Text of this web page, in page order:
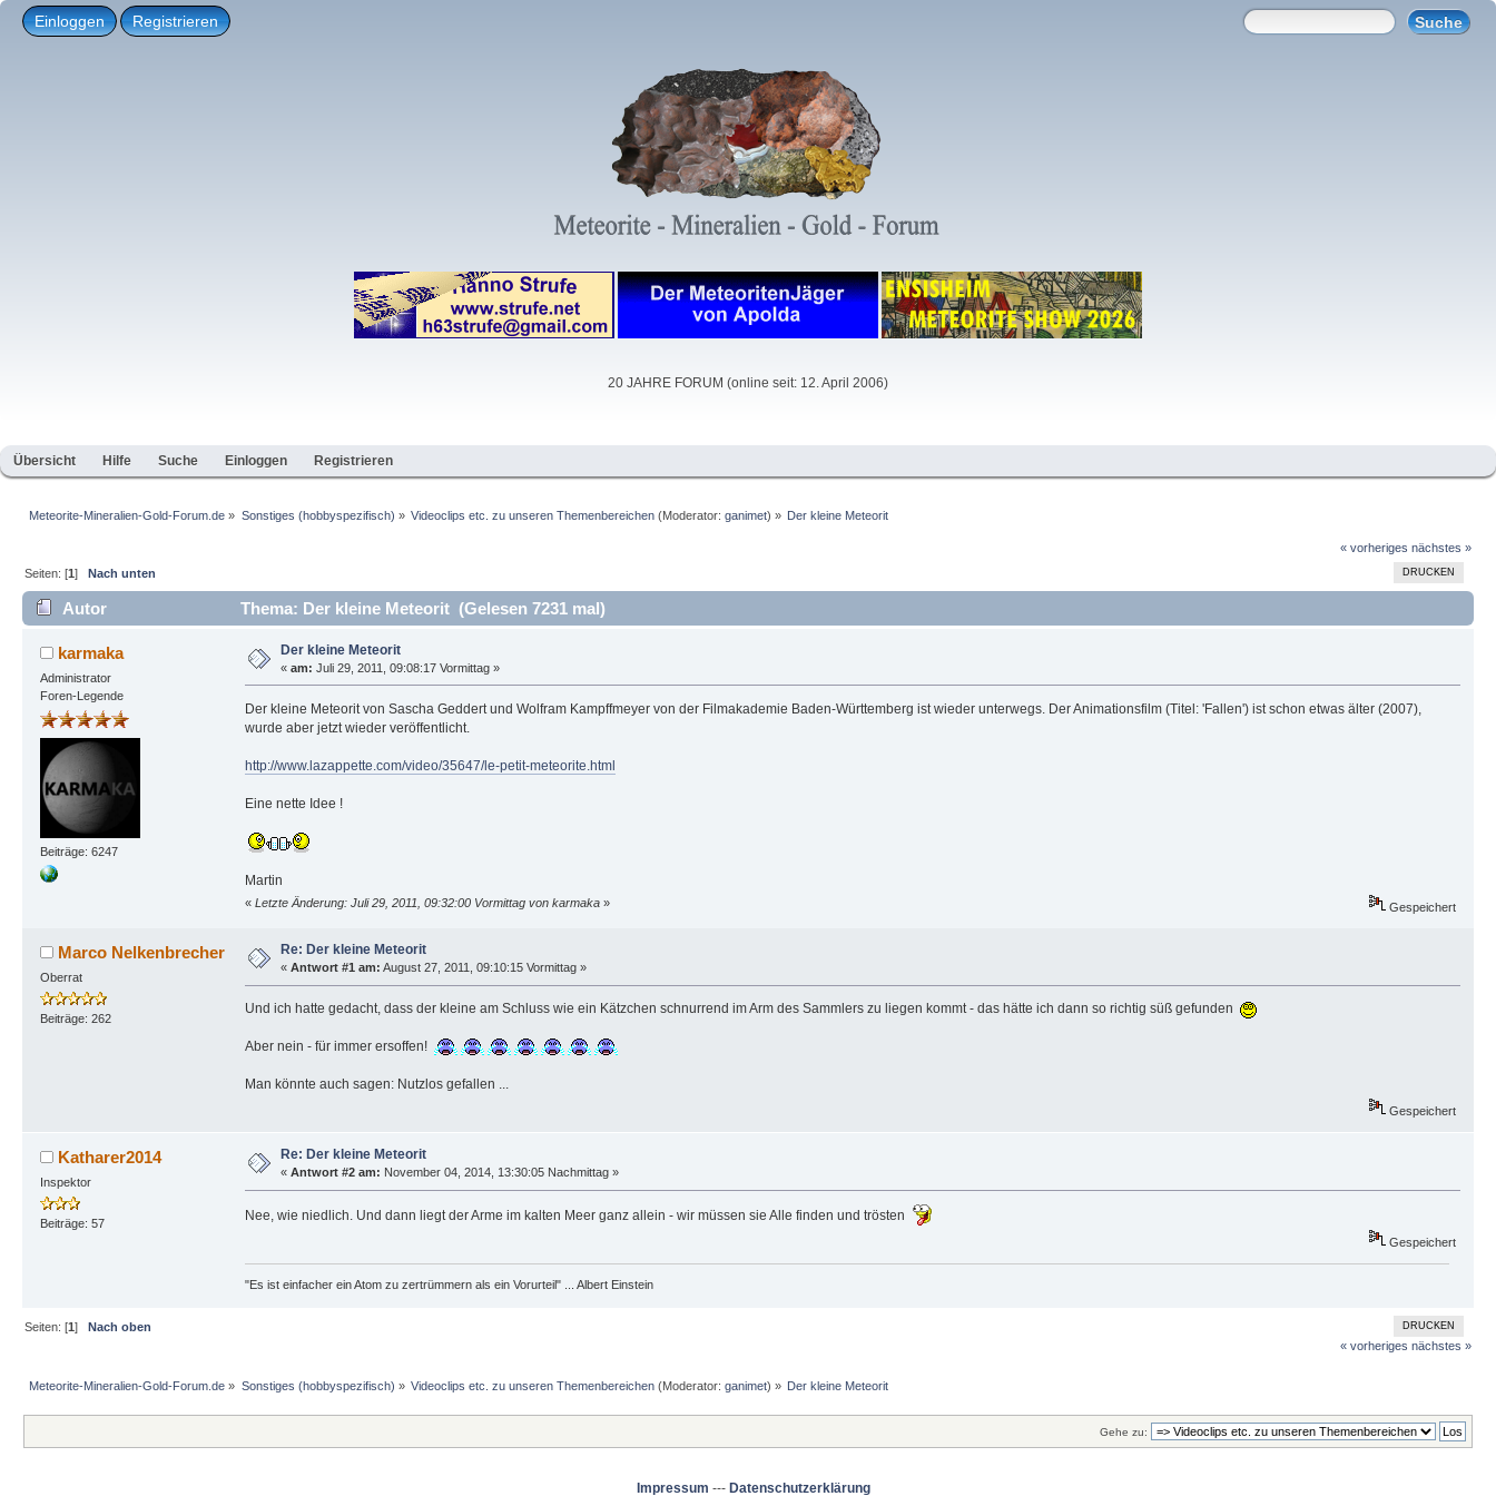
Einloggen Registrieren
20 JAHRE FORUM (online seit: 12. April 2006)
Übersicht Hilfe Suche Einloggen Registrieren
Meteorite-Mineralien-Gold-Forum.de » Sonstiges (hobbyspezifisch) » Videoclips etc. zu unseren Themenbereichen(Moderator: ganimet) » Der kleine Meteorit
« vorheriges nächstes »
DRUCKEN
Seiten: [1]Nach unten
Autor Thema: Der kleine Meteorit (Gelesen 7231 mal)
karmaka
Administrator
Foren-Legende
Beiträge: 6247
Der kleine Meteorit
« am: Juli 29, 2011, 09:08:17 Vormittag »
Der kleine Meteorit von Sascha Geddert und Wolfram Kampffmeyer von der Filmakademie Baden-Württemberg ist wieder unterwegs. Der Animationsfilm (Titel: 'Fallen') ist schon etwas älter (2007),
wurde aber jetzt wieder veröffentlicht.
http://www.lazappette.com/video/35647/le-petit-meteorite.html
Eine nette Idee !
Martin
« Letzte Änderung: Juli 29, 2011, 09:32:00 Vormittag von karmaka» Gespeichert
Marco Nelkenbrecher
Oberrat
Beiträge: 262
Re: Der kleine Meteorit
« Antwort #1 am: August 27, 2011, 09:10:15 Vormittag »
Und ich hatte gedacht, dass der kleine am Schluss wie ein Kätzchen schnurrend im Arm des Sammlers zu liegen kommt - das hätte ich dann so richtig süß gefunden
Aber nein - für immer ersoffen!
Man könnte auch sagen: Nutzlos gefallen ...
Gespeichert
Katharer2014
Inspektor
Beiträge: 57
Re: Der kleine Meteorit
« Antwort #2 am: November 04, 2014, 13:30:05 Nachmittag »
Nee, wie niedlich. Und dann liegt der Arme im kalten Meer ganz allein - wir müssen sie Alle finden und trösten
Gespeichert
"Es ist einfacher ein Atom zu zertrümmern als ein Vorurteil" ... Albert Einstein
DRUCKEN
Seiten: [1]Nach oben
« vorheriges nächstes »
Meteorite-Mineralien-Gold-Forum.de » Sonstiges (hobbyspezifisch) » Videoclips etc. zu unseren Themenbereichen(Moderator: ganimet) » Der kleine Meteorit
Gehe zu:
Impressum --- Datenschutzerklärung